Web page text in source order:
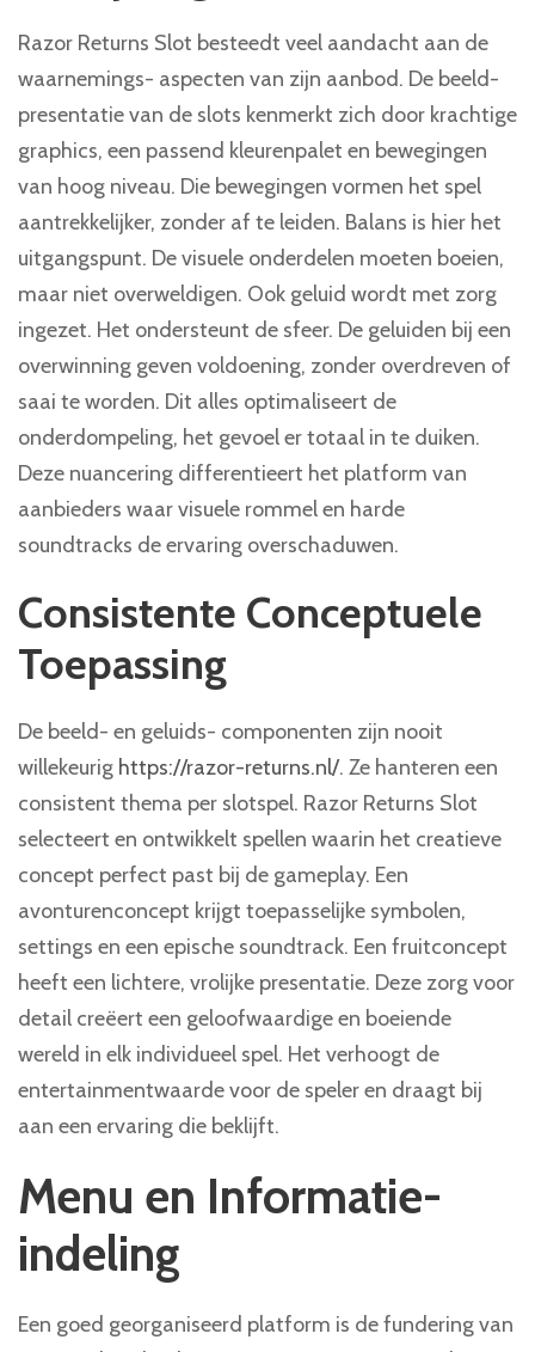
Razor Returns Slot besteedt veel aandacht aan de
waarnemings- aspecten van zijn aanbod. De beeld-
presentatie van de slots kenmerkt zich door krachtige
graphics, een passend kleurenpalet en bewegingen
van hoog niveau. Die bewegingen vormen het spel
aantrekkelijker, zonder af te leiden. Balans is hier het
uitgangspunt. De visuele onderdelen moeten boeien,
maar niet overweldigen. Ook geluid wordt met zorg
ingezet. Het ondersteunt de sfeer. De geluiden bij een
overwinning geven voldoening, zonder overdreven of
saai te worden. Dit alles optimaliseert de
onderdompeling, het gevoel er totaal in te duiken.
Deze nuancering differentieert het platform van
aanbieders waar visuele rommel en harde
soundtracks de ervaring overschaduwen.
Consistente Conceptuele
Toepassing
De beeld- en geluids- componenten zijn nooit
willekeurig https://razor-returns.nl/. Ze hanteren een
consistent thema per slotspel. Razor Returns Slot
selecteert en ontwikkelt spellen waarin het creatieve
concept perfect past bij de gameplay. Een
avonturenconcept krijgt toepasselijke symbolen,
settings en een epische soundtrack. Een fruitconcept
heeft een lichtere, vrolijke presentatie. Deze zorg voor
detail creëert een geloofwaardige en boeiende
wereld in elk individueel spel. Het verhoogt de
entertainmentwaarde voor de speler en draagt bij
aan een ervaring die beklijft.
Menu en Informatie-
indeling
Een goed georganiseerd platform is de fundering van